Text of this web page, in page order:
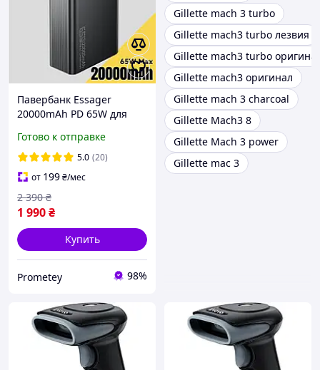
Павербанк Essager
20000mAh PD 65W для
планшета и Mac, быстрая
зарядка
Готово к отправке
5.0 (20)
от 199₴/мес
1 990₴
2 390 ₴
Купить
Prometey 98%
Gillette mach 3 turbo
Gillette mach3 turbo лезвия
Gillette mach3 turbo
Gillette mach3 оригинал
Gillette mach 3 charcoal
Gillette Mach3 8
Gillette Mach 3 power
Gillette mac 3